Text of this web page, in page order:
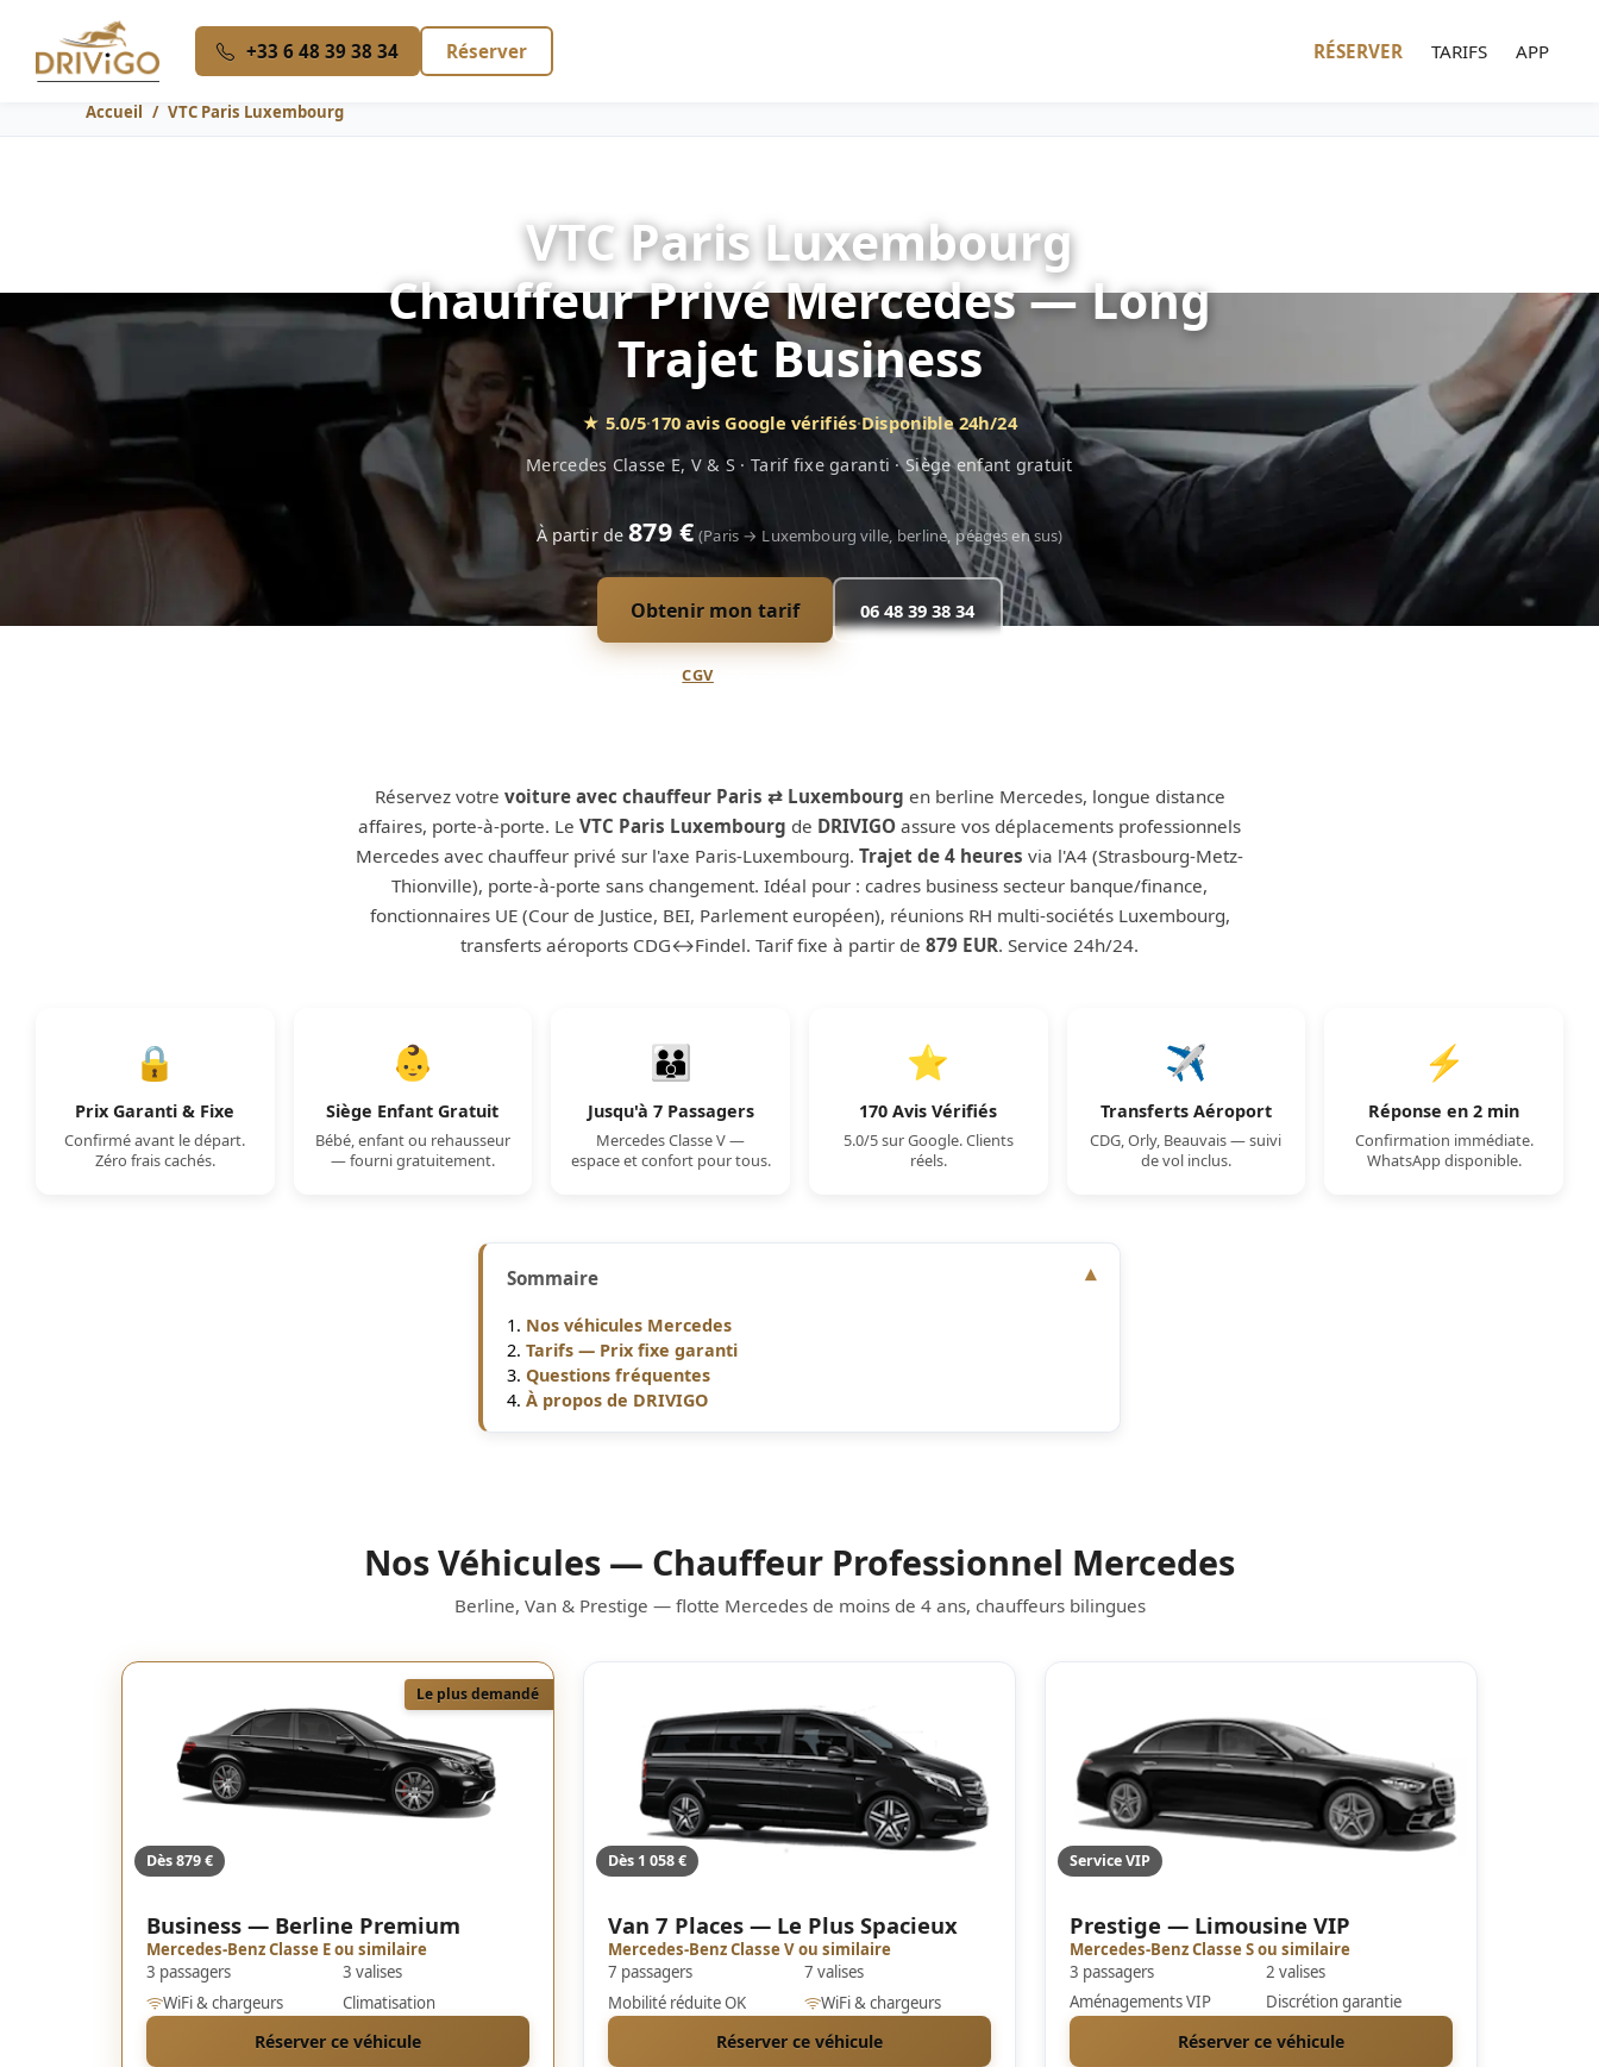
+33 6 48 39 38 34 Réserver RÉSERVER TARIFS APP
Accueil VTC Paris Luxembourg
VTC Paris Luxembourg
Chauffeur Privé Mercedes — Long
Trajet Business
★ 5.0/5·170 avis Google vérifiés·Disponible 24h/24
Mercedes Classe E, V & S · Tarif fixe garanti · Siège enfant gratuit
À partir de879 € (Paris → Luxembourg ville, berline, péages en sus)
Obtenir mon tarif 06 48 39 38 34
Annulation flexible (CGV) · Paiement sécurisé · Confirmation immédiate
Réservez votre voiture avec chauffeur Paris ⇄ Luxembourg en berline Mercedes, longue distance
affaires, porte-à-porte. Le VTC Paris Luxembourg de DRIVIGO assure vos déplacements professionnels
Mercedes avec chauffeur privé sur l'axe Paris-Luxembourg. Trajet de 4 heures via l'A4 (Strasbourg-Metz-
Thionville), porte-à-porte sans changement. Idéal pour : cadres business secteur banque/finance,
fonctionnaires UE (Cour de Justice, BEI, Parlement européen), réunions RH multi-sociétés Luxembourg,
transferts aéroports CDG↔Findel. Tarif fixe à partir de 879 EUR. Service 24h/24.
🔒
Prix Garanti & Fixe
Confirmé avant le départ.
Zéro frais cachés.
👶
Siège Enfant Gratuit
Bébé, enfant ou rehausseur
— fourni gratuitement.
👪
Jusqu'à 7 Passagers
Mercedes Classe V —
espace et confort pour tous.
⭐
170 Avis Vérifiés
5.0/5 sur Google. Clients
réels.
✈️
Transferts Aéroport
CDG, Orly, Beauvais — suivi
de vol inclus.
⚡
Réponse en 2 min
Confirmation immédiate.
WhatsApp disponible.
Sommaire
Nos véhicules Mercedes
Tarifs — Prix fixe garanti
Questions fréquentes
À propos de DRIVIGO
Nos Véhicules — Chauffeur Professionnel Mercedes
Berline, Van & Prestige — flotte Mercedes de moins de 4 ans, chauffeurs bilingues
Le plus demandé
Dès 879 €
Business — Berline Premium
Mercedes-Benz Classe E ou similaire
3 passagers
3 valises
WiFi & chargeurs
Climatisation
Réserver ce véhicule
Dès 1 058 €
Van 7 Places — Le Plus Spacieux
Mercedes-Benz Classe V ou similaire
7 passagers
7 valises
Mobilité réduite OK
WiFi & chargeurs
Réserver ce véhicule
Service VIP
Prestige — Limousine VIP
Mercedes-Benz Classe S ou similaire
3 passagers
2 valises
Aménagements VIP
Discrétion garantie
Réserver ce véhicule